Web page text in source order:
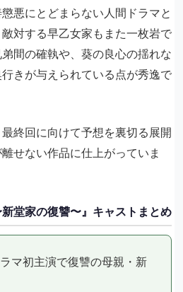
悪にとどまらない人間ドラマと
対する早乙女家もまた一枚岩で
間の確執や、葵の良心の揺れな
きが与えられている点が秀逸で
終回に向けて予想を裏切る展開
せない作品に仕上がっていま
新堂家の復讐〜』キャストまとめ
マ初主演で復讐の母親・新